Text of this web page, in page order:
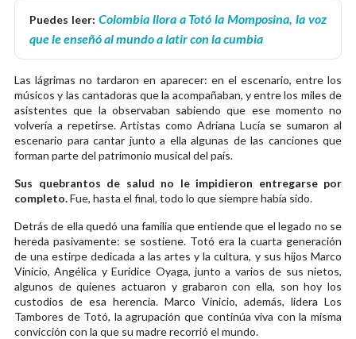
Puedes leer: Colombia llora a Totó la Momposina, la voz
que le enseñó al mundo a latir con la cumbia
Las lágrimas no tardaron en aparecer: en el escenario, entre los
músicos y las cantadoras que la acompañaban, y entre los miles de
asistentes que la observaban sabiendo que ese momento no
volvería a repetirse. Artistas como Adriana Lucía se sumaron al
escenario para cantar junto a ella algunas de las canciones que
forman parte del patrimonio musical del país.
Sus quebrantos de salud no le impidieron entregarse por
completo.Fue, hasta el final, todo lo que siempre había sido.
Detrás de ella quedó una familia que entiende que el legado no se
hereda pasivamente: se sostiene. Totó era la cuarta generación
de una estirpe dedicada a las artes y la cultura, y sus hijos Marco
Vinicio, Angélica y Eurídice Oyaga, junto a varios de sus nietos,
algunos de quienes actuaron y grabaron con ella, son hoy los
custodios de esa herencia. Marco Vinicio, además, lidera Los
Tambores de Totó, la agrupación que continúa viva con la misma
convicción con la que su madre recorrió el mundo.